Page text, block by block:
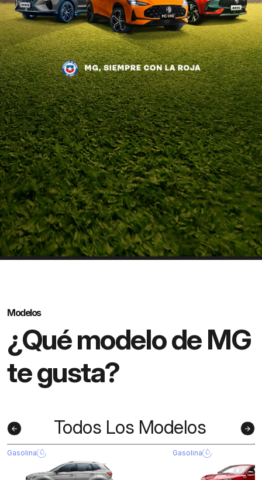
Modelos
¿Qué modelo de MG
te gusta?
Todos Los Modelos
arrow_back arrow_forward
Gasolina Gasolina